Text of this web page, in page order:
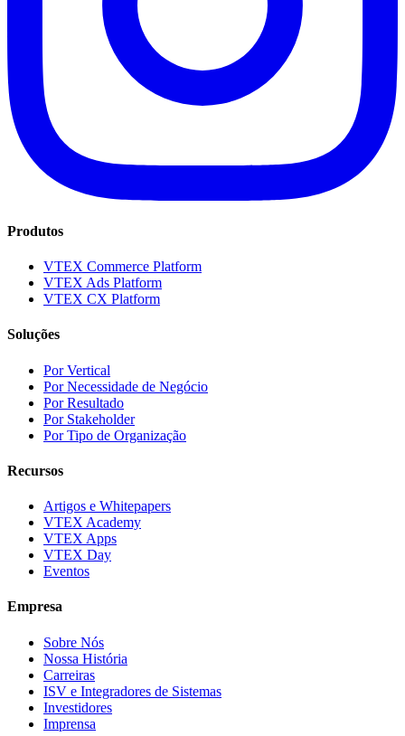
Produtos
VTEX Commerce Platform
VTEX Ads Platform
VTEX CX Platform
Soluções
Por Vertical
Por Necessidade de Negócio
Por Resultado
Por Stakeholder
Por Tipo de Organização
Recursos
Artigos e Whitepapers
VTEX Academy
VTEX Apps
VTEX Day
Eventos
Empresa
Sobre Nós
Nossa História
Carreiras
ISV e Integradores de Sistemas
Investidores
Imprensa